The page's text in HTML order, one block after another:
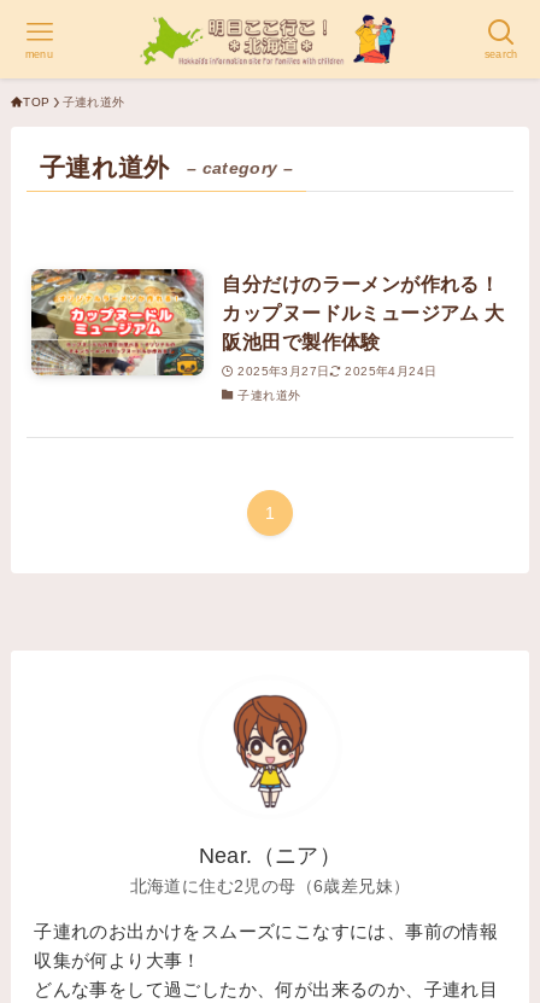
search
menu
TOP 子連れ道外
子連れ道外 – category –
自分だけのラーメンが作れる！
カップヌードルミュージアム 大
阪池田で製作体験
2025年3月27日
2025年4月24日
子連れ道外
1
Near.（ニア）
北海道に住む2児の母（6歳差兄妹）
子連れのお出かけをスムーズにこなすには、事前の情報
収集が何より大事！
どんな事をして過ごしたか、何が出来るのか、子連れ目